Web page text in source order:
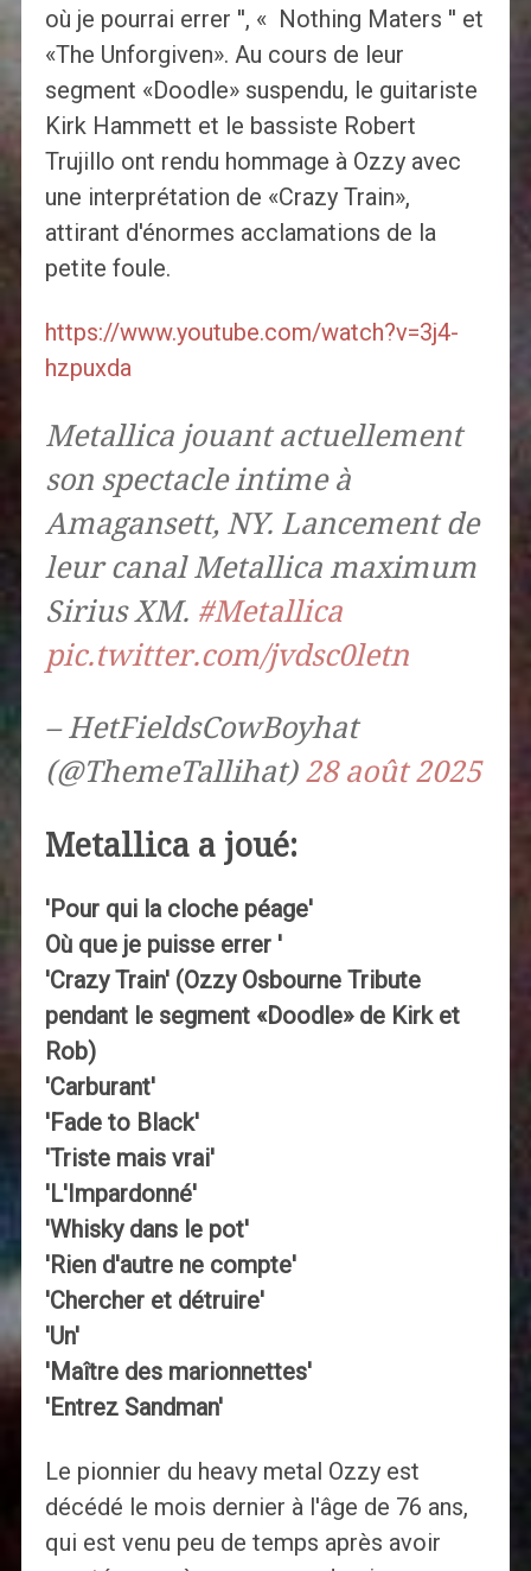
où je pourrai errer '', « Nothing Maters '' et
«The Unforgiven». Au cours de leur
segment «Doodle» suspendu, le guitariste
Kirk Hammett et le bassiste Robert
Trujillo ont rendu hommage à Ozzy avec
une interprétation de «Crazy Train»,
attirant d'énormes acclamations de la
petite foule.
https://www.youtube.com/watch?v=3j4-
hzpuxda
Metallica jouant actuellement
son spectacle intime à
Amagansett, NY. Lancement de
leur canal Metallica maximum
Sirius XM. #Metallica
pic.twitter.com/jvdsc0letn
– HetFieldsCowBoyhat
(@ThemeTallihat) 28 août 2025
Metallica a joué:
'Pour qui la cloche péage'
Où que je puisse errer '
'Crazy Train' (Ozzy Osbourne Tribute
pendant le segment «Doodle» de Kirk et
Rob)
'Carburant'
'Fade to Black'
'Triste mais vrai'
'L'Impardonné'
'Whisky dans le pot'
'Rien d'autre ne compte'
'Chercher et détruire'
'Un'
'Maître des marionnettes'
'Entrez Sandman'
Le pionnier du heavy metal Ozzy est
décédé le mois dernier à l'âge de 76 ans,
qui est venu peu de temps après avoir